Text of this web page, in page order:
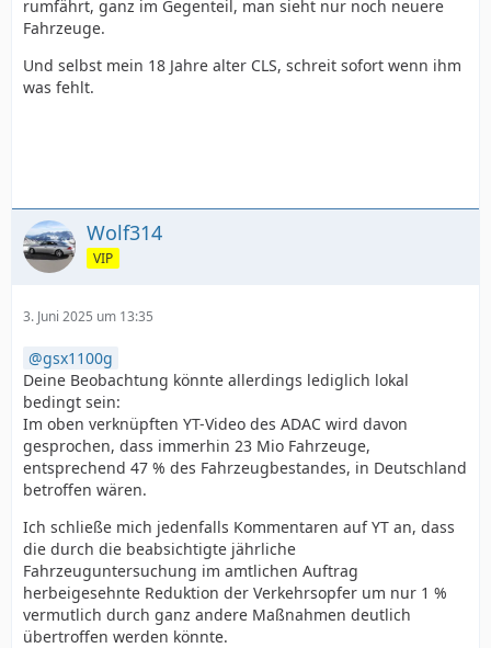
rumfährt, ganz im Gegenteil, man sieht nur noch neuere
Fahrzeuge.
Und selbst mein 18 Jahre alter CLS, schreit sofort wenn ihm
was fehlt.
Wolf314
VIP
3. Juni 2025 um 13:35
gsx1100g
Deine Beobachtung könnte allerdings lediglich lokal
bedingt sein:
Im oben verknüpften YT-Video des ADAC wird davon
gesprochen, dass immerhin 23 Mio Fahrzeuge,
entsprechend 47 % des Fahrzeugbestandes, in Deutschland
betroffen wären.
Ich schließe mich jedenfalls Kommentaren auf YT an, dass
die durch die beabsichtigte jährliche
Fahrzeuguntersuchung im amtlichen Auftrag
herbeigesehnte Reduktion der Verkehrsopfer um nur 1 %
vermutlich durch ganz andere Maßnahmen deutlich
übertroffen werden könnte.